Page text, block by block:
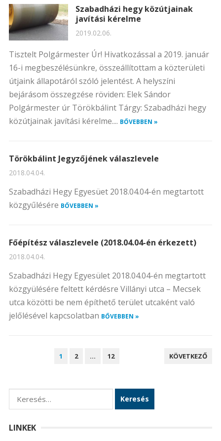
Szabadházi hegy közútjainak
javítási kérelme
2019.02.06.
Tisztelt Polgármester Úr! Hivatkozással a 2019. január
16-i megbeszélésünkre, összeállítottam a közterületi
útjaink állapotáról szóló jelentést. A helyszíni
bejárásom összegzése röviden: Elek Sándor
Polgármester úr Törökbálint Tárgy: Szabadházi hegy
közútjainak javítási kérelme.... BŐVEBBEN »
Törökbálint Jegyzőjének válaszlevele
2018.04.04.
Szabadházi Hegy Egyesüet 2018.04.04-én megtartott
közgyűlésére BŐVEBBEN »
Főépítész válaszlevele (2018.04.04-én érkezett)
2018.04.04.
Szabadházi Hegy Egyesület 2018.04.04-én megtartott
közgyülésére feltett kérdésre Villányi utca – Mecsek
utca közötti be nem építhető terület utcaként való
jelőlésével kapcsolatban BŐVEBBEN »
G
1 2 … 12 KÖVETKEZŐ
e
r
LINKEK